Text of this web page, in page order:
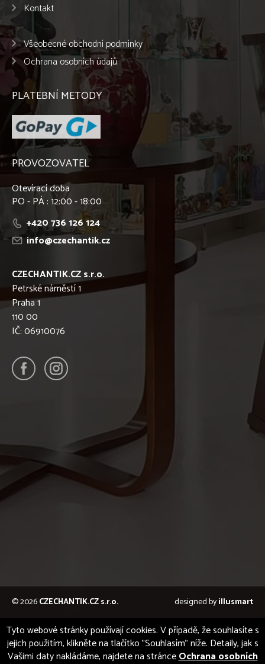
Kontakt
Všeobecné obchodní podmínky
Ochrana osobních údajů
PLATEBNÍ METODY
PROVOZOVATEL
Otevírací doba
PO - PÁ : 12:00 - 18:00
+420 736 126 124
info@czechantik.cz
CZECHANTIK.CZ s.r.o.
Petrské náměstí 1
Praha 1
110 00
IČ: 06910076
© 2026CZECHANTIK.CZ s.r.o. designed byillusmart
Tyto webové stránky používají cookies. V případě, že souhlasíte s
jejich použitím, klikněte na tlačítko "Souhlasím" níže. Detaily, jak s
Vašimi daty nakládáme, najdete na stránceOchrana osobních